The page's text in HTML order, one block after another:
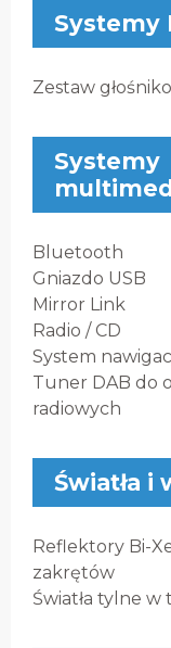
Systemy
Zestaw
Systemy
Bluetooth
Gniazdo USB
Mirror Link
Radio / CD
System
Tuner DAB do
radiowych
Światła i
Reflektory Bi-
zakrętów
Światła tylne w